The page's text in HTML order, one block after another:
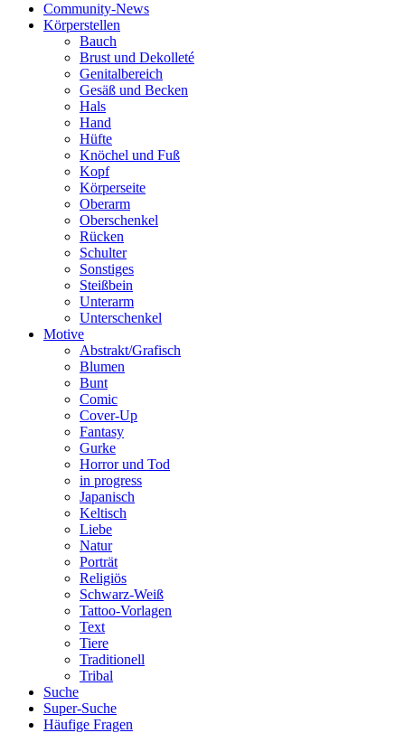
Community-News
Körperstellen
Bauch
Brust und Dekolleté
Genitalbereich
Gesäß und Becken
Hals
Hand
Hüfte
Knöchel und Fuß
Kopf
Körperseite
Oberarm
Oberschenkel
Rücken
Schulter
Sonstiges
Steißbein
Unterarm
Unterschenkel
Motive
Abstrakt/Grafisch
Blumen
Bunt
Comic
Cover-Up
Fantasy
Gurke
Horror und Tod
in progress
Japanisch
Keltisch
Liebe
Natur
Porträt
Religiös
Schwarz-Weiß
Tattoo-Vorlagen
Text
Tiere
Traditionell
Tribal
Suche
Super-Suche
Häufige Fragen